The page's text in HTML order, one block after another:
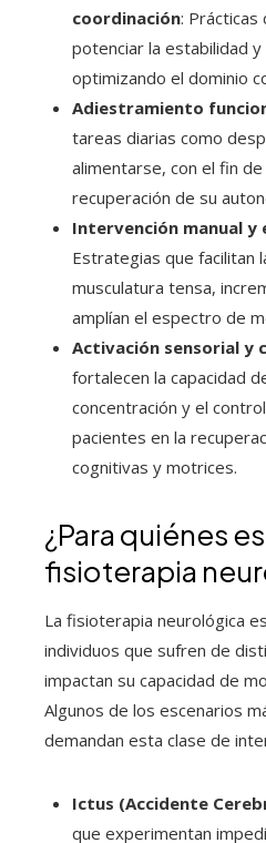
coordinación: Prácticas
potenciar la estabilidad
optimizando el dominio
Adiestramiento
tareas diarias como
alimentarse, con el fin
recuperación de su
Intervención manual y
Estrategias que facilitan
musculatura tensa,
amplían el espectro de
Activación sensorial y
fortalecen la capacidad
concentración y el
pacientes en la
cognitivas y motrices.
¿Para quiénes
fisioterapia
La fisioterapia neurológica
individuos que sufren de
impactan su capacidad de
Algunos de los escenarios
demandan esta clase de
Ictus (Accidente
que experimentan